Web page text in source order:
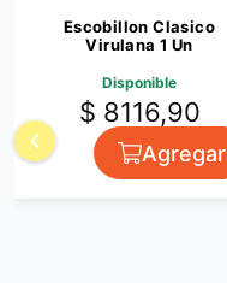
Escobillon Clasico
Virulana 1 Un
Disponible
$ 8116,90
Agregar